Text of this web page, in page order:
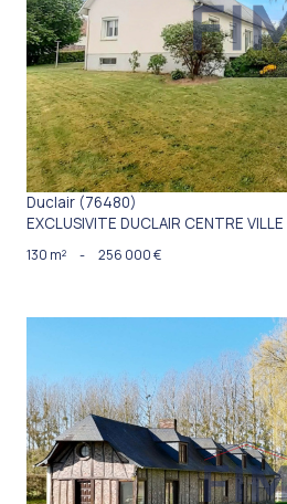
VOIR LE BIEN
Duclair (76480)
EXCLUSIVITE DUCLAIR CENTRE VILLE
130 m² - 256 000 €
VOIR LE BIEN